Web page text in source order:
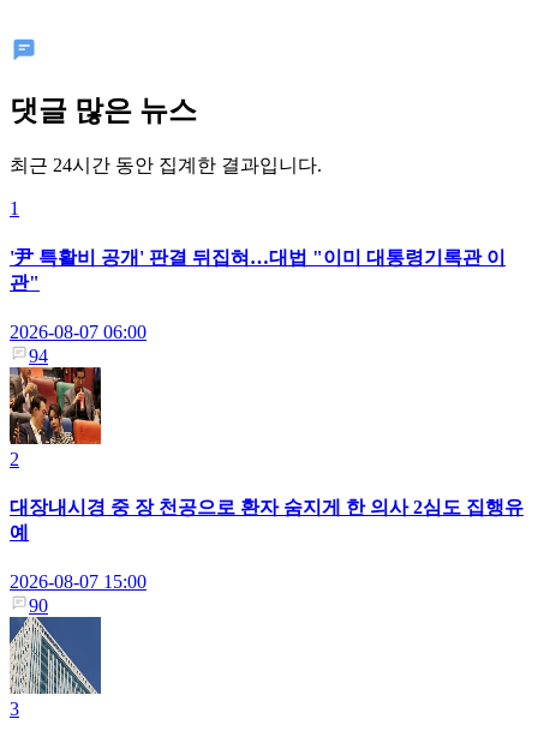
댓글 많은 뉴스
최근 24시간 동안 집계한 결과입니다.
1
'尹 특활비 공개' 판결 뒤집혀…대법 "이미 대통령기록관 이
관"
2026-08-07 06:00
94
2
대장내시경 중 장 천공으로 환자 숨지게 한 의사 2심도 집행유
예
2026-08-07 15:00
90
3